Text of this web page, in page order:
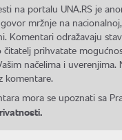
na portalu UNA.RS je
mržnje na
Komentari odražavaju
prihvatate
načelima i
komentare.
mora se upoznati sa